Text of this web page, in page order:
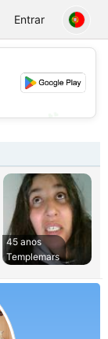
Entrar
45 anos
Templemars